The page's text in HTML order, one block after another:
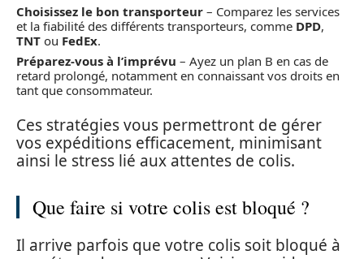
Choisissez le bon transporteur – Comparez les services
et la fiabilité des différents transporteurs, comme DPD,
TNT ou FedEx.
Préparez-vous à l’imprévu – Ayez un plan B en cas de
retard prolongé, notamment en connaissant vos droits en
tant que consommateur.
Ces stratégies vous permettront de gérer
vos expéditions efficacement, minimisant
ainsi le stress lié aux attentes de colis.
Que faire si votre colis est bloqué ?
Il arrive parfois que votre colis soit bloqué à